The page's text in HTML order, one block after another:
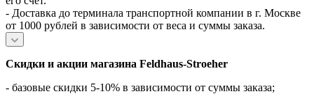
- Доставка до терминала транспортной компании в г. Москве
от 1000 рублей в зависимости от веса и суммы заказа.
Скидки и акции магазина Feldhaus-Stroeher
- базовые скидки 5-10% в зависимости от суммы заказа;